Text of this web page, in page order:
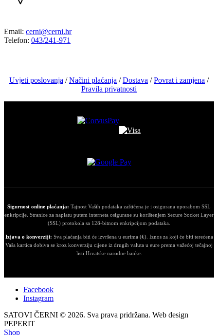
Email: cerni@cerni.hr
Telefon: 043/241-971
Uvjeti poslovanja /Načini plaćanja /Dostava /Povrat i zamjena /
Pravila privatnosti
Sigurnost online plaćanja: Tajnost Vaših podataka zaštićena je i osigurana uporabom SSL
enkripcije. Stranice za naplatu putem interneta osigurane su korištenjem Secure Socket Layer
(SSL) protokola sa 128-bitnom enkripcijom podataka.
Izjava o konverziji: Sva plaćanja biti će izvršena u eurima (€). Iznos za koji će biti terećena
Vaša kartica dobiva se kroz konverziju cijene iz drugih valuta u eure prema važećoj tečajnoj
listi Hrvatske narodne banke.
Facebook
Instagram
SATOVI ČERNI © 2026. Sva prava pridržana. Web design
PEPERIT
Shop